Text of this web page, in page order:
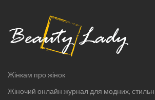
Жінкам про жінок
Жіночий онлайн журнал для модних,